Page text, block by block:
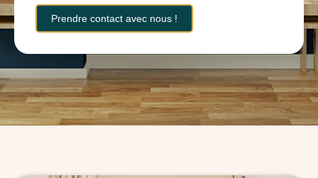
Prendre contact avec nous !